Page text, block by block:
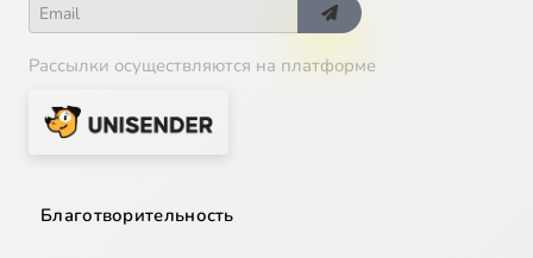
Рассылки осуществляются на платформе
Благотворительность